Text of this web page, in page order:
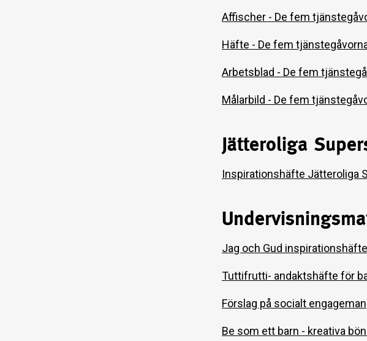
Affischer - De fem
Häfte - De fem
Arbetsblad - De fem
Målarbild - De fem
Jätteroliga
Inspirationshäfte Jätteroliga
Jag och Gud inspirationshäfte
Tuttifrutti- andaktshäfte för
Förslag på socialt
Be som ett barn - kreativa